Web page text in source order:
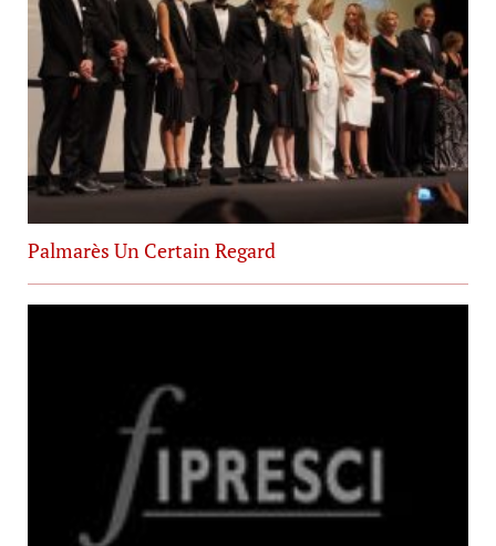
Palmarès Un Certain Regard